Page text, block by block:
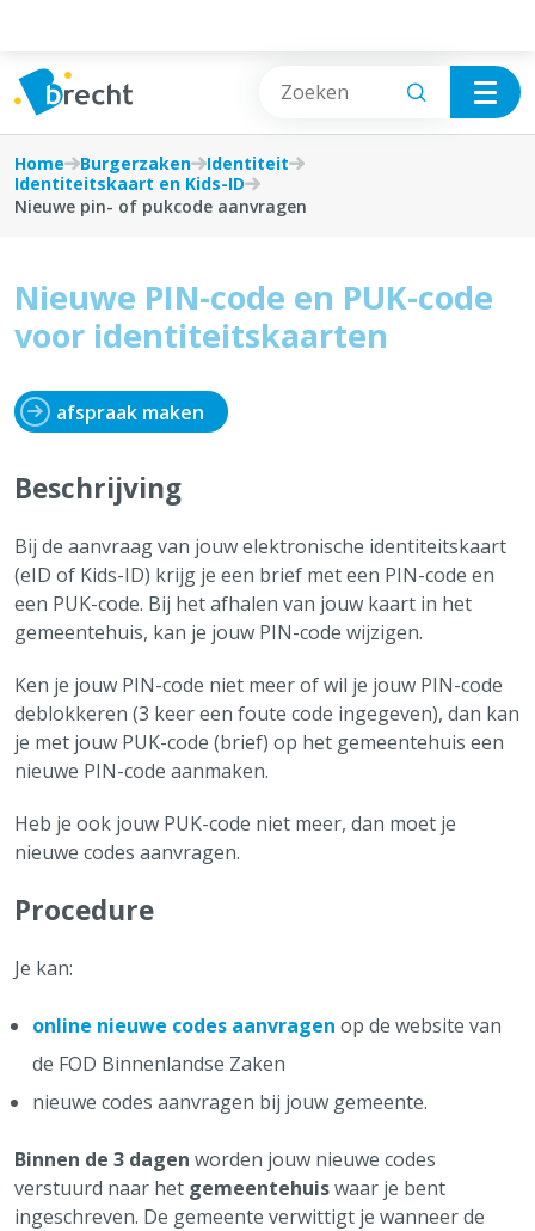
Wonen & Bouwen
Identiteit
Reizen
Huwelijk, samenwonen en echtscheiding
Overlijden
Alles over Burgerzaken
Afval, Natuur & Milieu
Onderwijs & Kinderopvang
Over Brecht
Vaak bezocht
Afvalkalender
Feestmarkten en kermissen
Tickets cultuur
Aanvragen & attesten
Meld iets
Home Burgerzaken
Identiteit
Identiteitskaart en Kids-ID
Nieuwe pin- of pukcode aanvragen
Nieuwe PIN-code en PUK-code
voor identiteitskaarten
afspraak maken
Beschrijving
Bij de aanvraag van jouw elektronische identiteitskaart
(eID of Kids-ID) krijg je een brief met een PIN-code en
een PUK-code. Bij het afhalen van jouw kaart in het
gemeentehuis, kan je jouw PIN-code wijzigen.
Ken je jouw PIN-code niet meer of wil je jouw PIN-code
deblokkeren (3 keer een foute code ingegeven), dan kan
je met jouw PUK-code (brief) op het gemeentehuis een
nieuwe PIN-code aanmaken.
Heb je ook jouw PUK-code niet meer, dan moet je
nieuwe codes aanvragen.
Procedure
Je kan:
online nieuwe codes aanvragen op de website van
de FOD Binnenlandse Zaken
nieuwe codes aanvragen bij jouw gemeente.
Binnen de 3 dagen worden jouw nieuwe codes
verstuurd naar het gemeentehuiswaar je bent
ingeschreven. De gemeente verwittigt je wanneer de